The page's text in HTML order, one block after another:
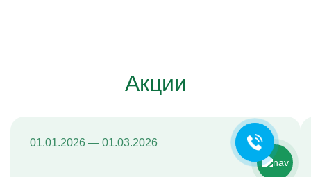
вас появятся вопросы.
Акции
01.01.2026 — 01.03.2026